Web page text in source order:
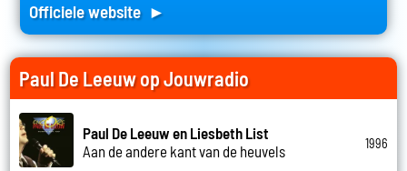
Officiele website ►
Paul De Leeuw op Jouwradio
Paul De Leeuw en Liesbeth List
Aan de andere kant van de heuvels
1996